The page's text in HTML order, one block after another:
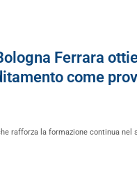
Ferrara
come
rafforza la formazione continua nel